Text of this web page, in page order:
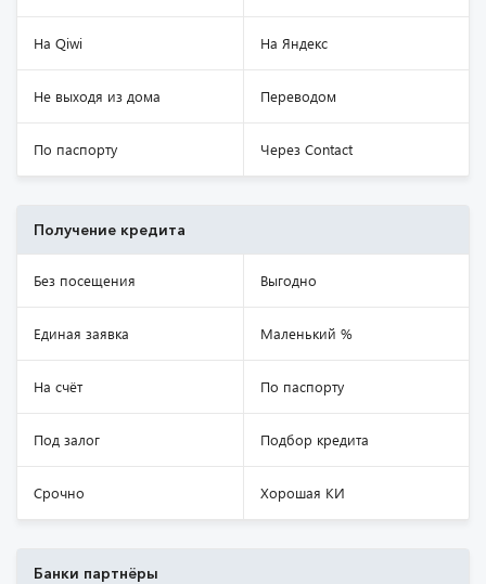
На Qiwi На Яндекс
Не выходя из дома Переводом
По паспорту Через Contact
Получение кредита
Без посещения Выгодно
Единая заявка Маленький %
На счёт По паспорту
Под залог Подбор кредита
Срочно Хорошая КИ
Банки партнёры